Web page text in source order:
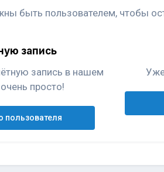
быть пользователем, чтобы
запись
запись в нашем
просто!
пользователя
Уже